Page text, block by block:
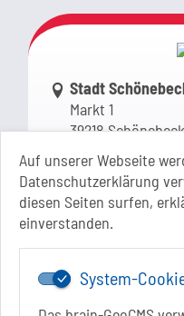
Auf unserer Webseite
Datenschutzerklärung
diesen Seiten surfen,
einverstanden.
System-
Link zur Google-
Stadt
Markt 1
39218
Sachsen-Anhalt
+49 3928 710-0
+49 3928 710-199
Mo.: 13 Uhr - 15 Uhr
Di.: 9 Uhr - 11.30 Uhr